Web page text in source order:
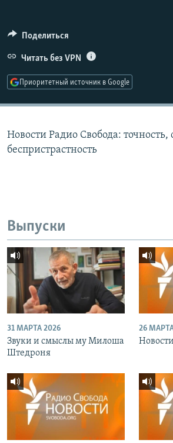
ПОДПИШИТЕСЬ НА РАССЫЛКУ
СОЦИАЛЬНЫЕ СЕТИ
Поделиться
Читать без VPN
Приоритетный источник в Google
Новости Радио Свобода: точность,
беспристрастность
Выпуски
31 МАРТА 2026
Звуки и смыслы му Милоша
Штедроня
26
Новости